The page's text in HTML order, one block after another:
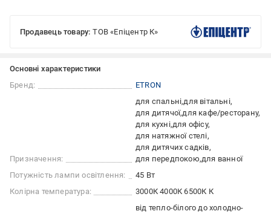
Продавець товару: ТОВ «Епіцентр К»
Основні характеристики
Бренд:
ETRON
Призначення:
для спальні для вітальні
для дитячої для кафе/ресторану
для кухні для офісу
для натяжної стелі
для дитячих садків
для передпокою для ванної
Потужність лампи освітлення:
45 Вт
Колірна температура:
3000К 4000К 6500К К
від тепло-білого до холодно-